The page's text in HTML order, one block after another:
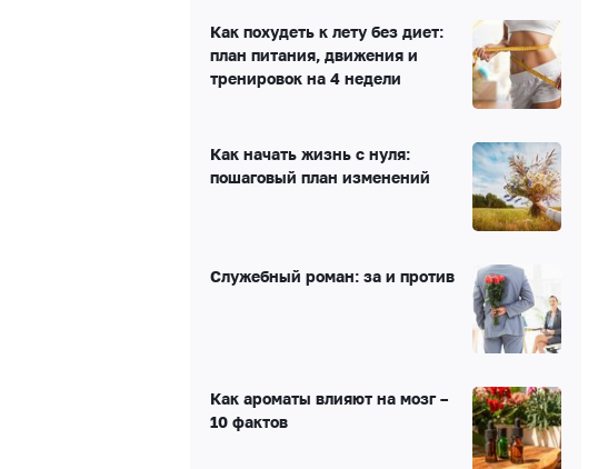
Как похудеть к лету без диет:
план питания, движения и
тренировок на 4 недели
Как начать жизнь с нуля:
пошаговый план изменений
Служебный роман: за и против
Как ароматы влияют на мозг –
10 фактов